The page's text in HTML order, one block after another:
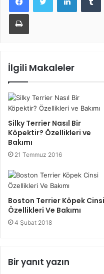
Yazdır
İlgili Makaleler
Silky Terrier Nasıl Bir
Köpektir? Özellikleri ve
Bakımı
21 Temmuz 2016
Boston Terrier Köpek Cinsi
Özellikleri Ve Bakımı
4 Şubat 2018
Bir yanıt yazın